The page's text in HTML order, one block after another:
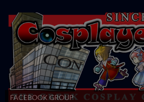
FACEBOOK GROUP